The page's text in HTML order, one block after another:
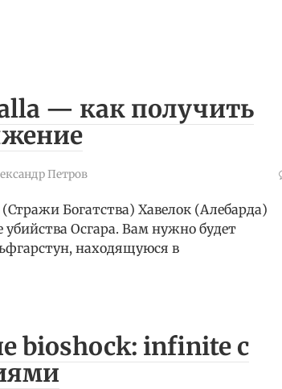
— как получить
Петров
Богатства) Хавелок (Алебарда)
убийства Осгара. Вам нужно будет
находящуюся в
bioshock: infinite c